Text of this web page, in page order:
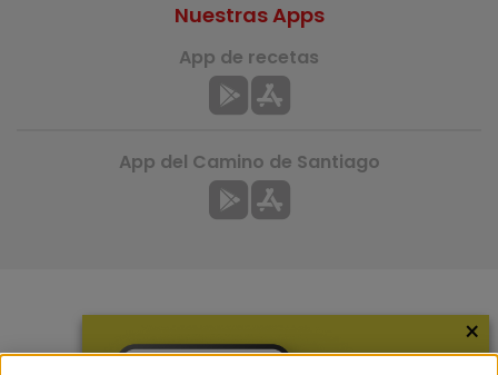
Nuestras Apps
App de recetas
App del Camino de Santiago
×